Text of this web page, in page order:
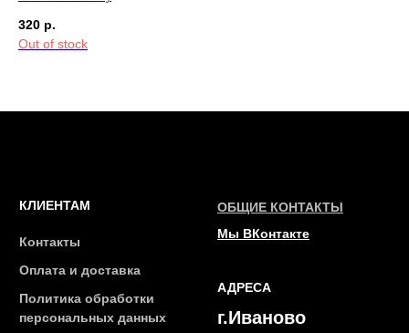
320 р.
Out of stock
mybeautybar@list.ru
+7 961 246-28-88